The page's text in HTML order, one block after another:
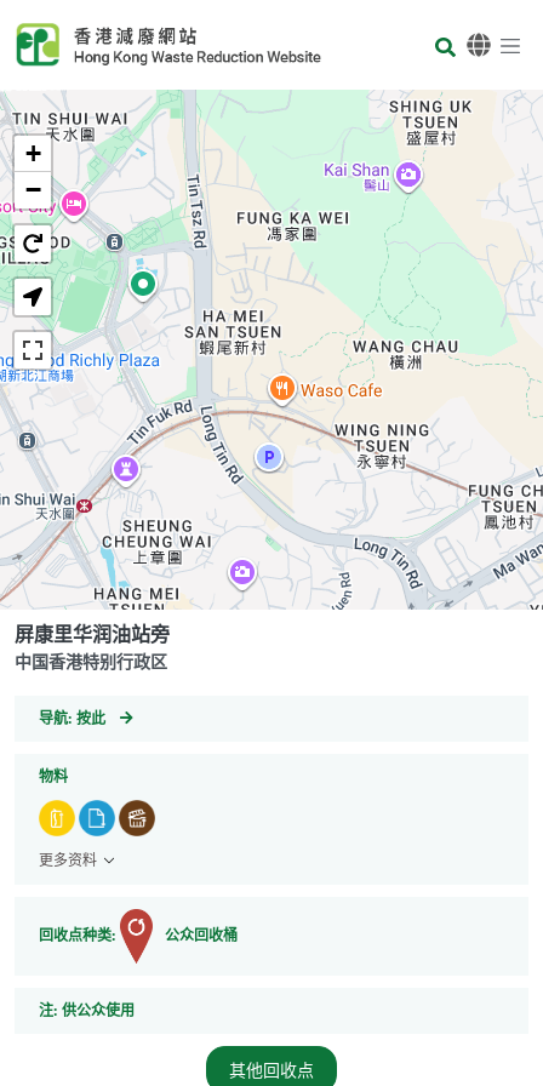
Body
首页
+
−
屏康里华润油站旁
中国香港特别行政区
导航: GeoCoordinates
按此
物料
更多资料
回收点种类: 公众回收桶
注: 注
供公众使用
其他回收点